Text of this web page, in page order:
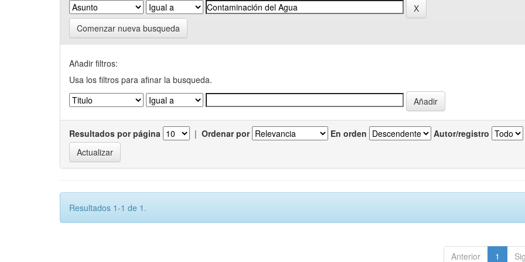
Comenzar nueva busqueda
Añadir filtros:
Usa los filtros para afinar la busqueda.
Resultados por página | Ordenar por En orden Autor/registro
Resultados 1-1 de 1.
Anterior 1